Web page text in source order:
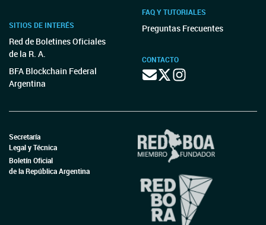
SITIOS DE INTERÉS
Red de Boletines Oficiales
de la R. A.
BFA Blockchain Federal
Argentina
FAQ Y TUTORIALES
Preguntas Frecuentes
CONTACTO
Secretaría
Legal y Técnica
Boletín Oficial
de la República Argentina